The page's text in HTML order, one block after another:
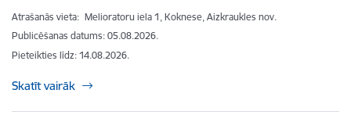
Atrašanās vieta: Melioratoru iela 1, Koknese, Aizkraukles nov.
Publicēšanas datums: 05.08.2026.
Pieteikties līdz: 14.08.2026.
Skatīt vairāk